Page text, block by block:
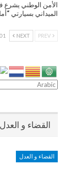
الأمن الوطني يشرع
الميداني بسيارتي
NEXT
1 of 240
القضاء و العدل
القضاء و العدل